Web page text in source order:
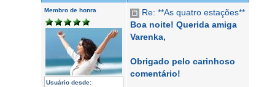
Membro de honra
Usuário desde:
Re: **As quatro estações**
Boa noite! Querida amiga
Varenka,
Obrigado pelo carinhoso
comentário!